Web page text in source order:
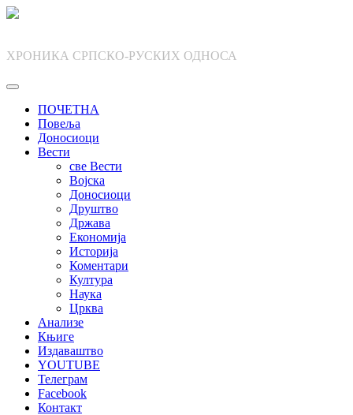
Skip
ХРОНИКА СРПСКО-РУСКИХ ОДНОСА
ПОЧЕТНА
Повеља
Доносиоци
Вести
све Вести
Војска
Доносиоци
Друштво
Држава
Економија
Историја
Коментари
Култура
Наука
Црква
Анализе
Књиге
Издаваштво
YOUTUBE
Телеграм
Facebook
Контакт